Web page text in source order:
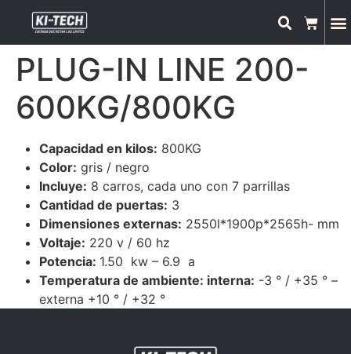
PLUG-IN LINE 200-
600KG/800KG
Capacidad en kilos: 800KG
Color: gris / negro
Incluye: 8 carros, cada uno con 7 parrillas
Cantidad de puertas: 3
Dimensiones externas: 2550l*1900p*2565h- mm
Voltaje: 220 v / 60 hz
Potencia: 1.50 kw – 6.9 a
Temperatura de ambiente: interna: -3 ° / +35 ° –
externa +10 ° / +32 °